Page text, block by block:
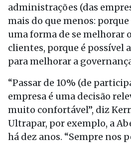
administrações (das
mais do que menos:
uma forma de se melhorar
clientes, porque é possível
para melhorar a
“Passar de 10% (de
empresa é uma decisão
muito confortável”, diz
Ultrapar, por exemplo, a
há dez anos. “Sempre nos